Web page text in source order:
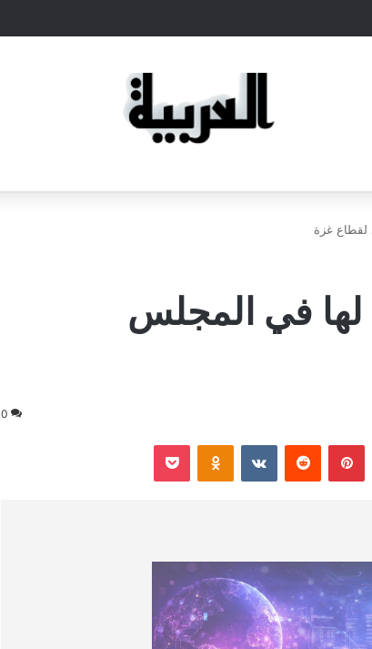
لقطاع غزة
في المجلس
0
بينتيريست ‏Reddit
‏VKontakte
Odnoklassniki
‫Pocket